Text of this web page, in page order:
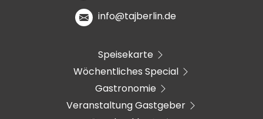
info@tajberlin.de
Speisekarte
Wöchentliches Special
Gastronomie
Veranstaltung Gastgeber